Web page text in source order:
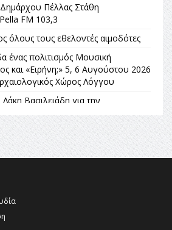
Πέλλας Στάθη
FM 103,3
όλους τους εθελοντές αιμοδότες
ένας πολιτισμός Μουσική
και «Ειρήνη;» 5, 6 Αυγούστου 2026
Χώρος Λόγγου
Βασιλειάδη για την
υπάρχει μόνο η ευθύνη απέναντι
του ΠΑΟΚ στον δεύτερο γύρο του
στον Κατάλογο Παγκόσμιας
– Ομόφωνη η απόφαση Ο
ως φυσικό και πολιτιστικό
αξίας για την